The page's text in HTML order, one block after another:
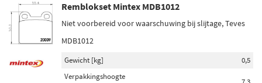
Remblokset Mintex MDB1012
Niet voorbereid voor waarschuwing bij slijtage, Teves
MDB1012
Gewicht [kg]
0,5
Verpakkingshoogte